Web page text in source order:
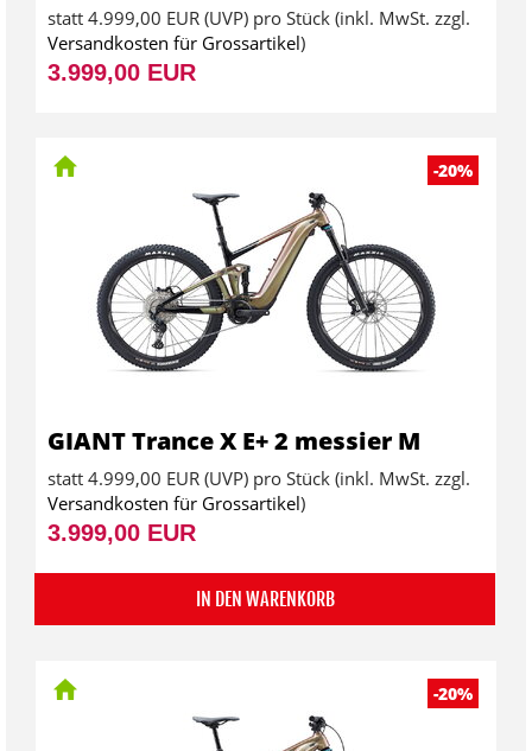
statt 4.999,00 EUR (UVP) pro Stück (inkl. MwSt. zzgl.
Versandkosten für Grossartikel)
3.999,00 EUR
-20%
GIANT Trance X E+ 2 messier M
statt 4.999,00 EUR (UVP) pro Stück (inkl. MwSt. zzgl.
Versandkosten für Grossartikel)
3.999,00 EUR
IN DEN WARENKORB
-20%